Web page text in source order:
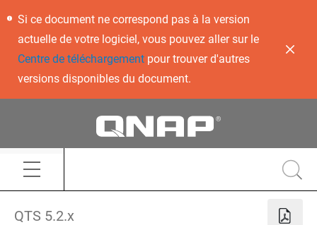
Si ce document ne correspond pas à la version
actuelle de votre logiciel, vous pouvez aller sur le
Centre de téléchargementpour trouver d'autres
versions disponibles du document.
QTS 5.2.x